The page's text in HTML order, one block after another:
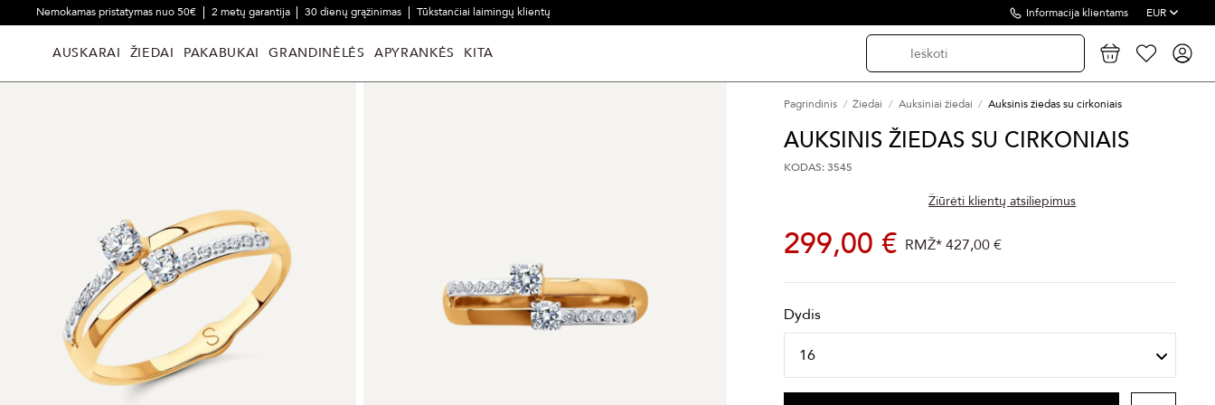
Nemokamas pristatymas nuo 50€ 2 metų garantija 30 dienų grąžinimas Tūkstančiai laimingų klientų Informacija klientams EUR
AUSKARAI ŽIEDAI PAKABUKAI GRANDINĖLĖS APYRANKĖS KITA
Pagrindinis Žiedai Auksiniai žiedai Auksinis žiedas su cirkoniais
AUKSINIS ŽIEDAS SU CIRKONIAIS
KODAS: 3545
Žiūrėti klientų atsiliepimus
299,00 € RMŽ*427,00 €
Dydis